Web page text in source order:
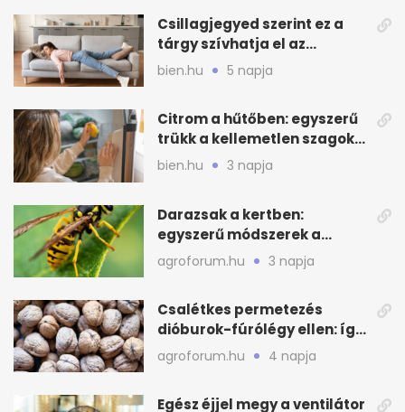
Csillagjegyed szerint ez a
tárgy szívhatja el az
otthonod energiáját
bien.hu 5 napja
Citrom a hűtőben: egyszerű
trükk a kellemetlen szagok
ellen
bien.hu 3 napja
Darazsak a kertben:
egyszerű módszerek a
távoltartásukra nyáron
agroforum.hu 3 napja
Csalétkes permetezés
dióburok-fúrólégy ellen: így
csináld a kertben
agroforum.hu 4 napja
Egész éjjel megy a ventilátor